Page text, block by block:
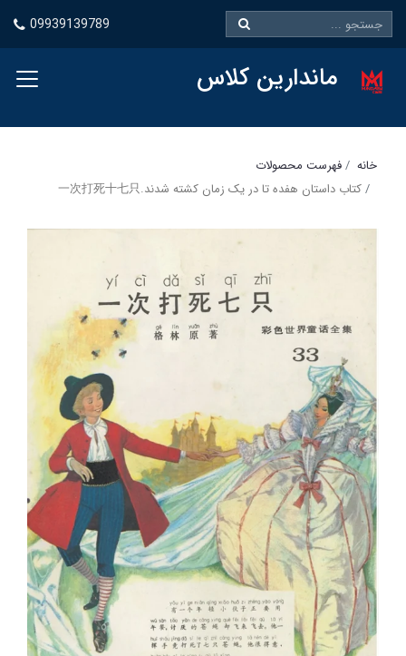
09939139789
ماندارین کلاس
خانه
فهرست محصولات
کتاب داستان هفده تا در یک زمان کشته شدند.一次打死十七只